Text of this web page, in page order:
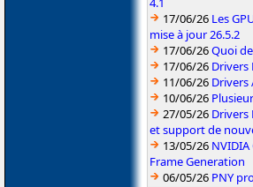
17/06/26 Les
mise à jour 26.5.2
17/06/26Quoi
17/06/26 Drivers
11/06/26 Drivers
10/06/26
27/05/26 Drivers
et support de
13/05/26
Frame Generation
06/05/26 PNY